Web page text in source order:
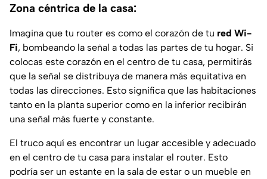
Zona céntrica de la casa:
Imagina que tu router es como el corazón de tu red Wi-
Fi, bombeando la señal a todas las partes de tu hogar. Si
colocas este corazón en el centro de tu casa, permitirás
que la señal se distribuya de manera más equitativa en
todas las direcciones. Esto significa que las habitaciones
tanto en la planta superior como en la inferior recibirán
una señal más fuerte y constante.
El truco aquí es encontrar un lugar accesible y adecuado
en el centro de tu casa para instalar el router. Esto
podría ser un estante en la sala de estar o un mueble en